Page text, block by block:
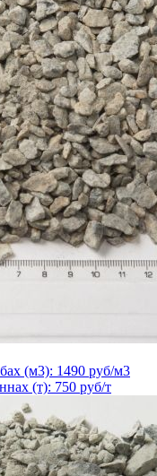
(м3): 1490 руб/м3
(т): 750 руб/т